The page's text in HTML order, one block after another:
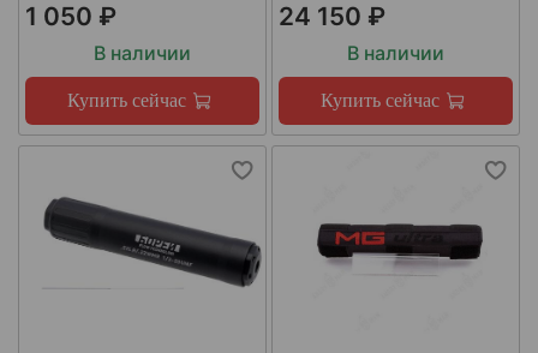
1 050 ₽
В наличии
Купить сейчас
24 150 ₽
В наличии
Купить сейчас